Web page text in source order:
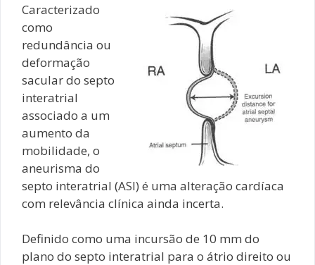
Caracterizado
como
redundância ou
deformação
sacular do septo
interatrial
associado a um
aumento da
mobilidade, o
aneurisma do
septo interatrial (ASI) é uma alteração cardíaca
com relevância clínica ainda incerta.
Definido como uma incursão de 10 mm do
plano do septo interatrial para o átrio direito ou